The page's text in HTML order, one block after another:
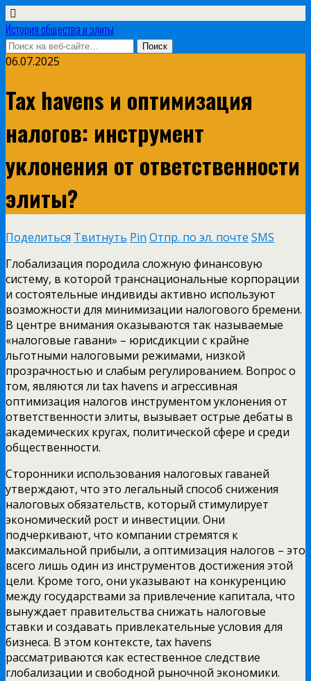
История общества и элиты
06.07.2025
Tax havens и оптимизация
налогов: инструмент
уклонения от ответственности
элиты?
Поделиться Твитнуть Pin Отпр. по эл. почте SMS
Глобализация породила сложную финансовую
систему, в которой транснациональные корпорации
и состоятельные индивиды активно используют
возможности для минимизации налогового бремени.
В центре внимания оказываются так называемые
«налоговые гавани» – юрисдикции с крайне
льготными налоговыми режимами, низкой
прозрачностью и слабым регулированием. Вопрос о
том, являются ли tax havens и агрессивная
оптимизация налогов инструментом уклонения от
ответственности элиты, вызывает острые дебаты в
академических кругах, политической сфере и среди
общественности.
Сторонники использования налоговых гаваней
утверждают, что это легальный способ снижения
налоговых обязательств, который стимулирует
экономический рост и инвестиции. Они
подчеркивают, что компании стремятся к
максимальной прибыли, а оптимизация налогов – это
всего лишь один из инструментов достижения этой
цели. Кроме того, они указывают на конкуренцию
между государствами за привлечение капитала, что
вынуждает правительства снижать налоговые
ставки и создавать привлекательные условия для
бизнеса. В этом контексте, tax havens
рассматриваются как естественное следствие
глобализации и свободной рыночной экономики.